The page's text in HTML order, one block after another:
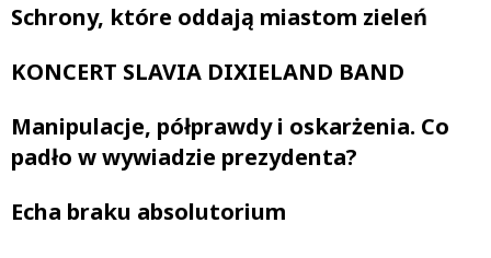
Schrony, które oddają miastom zieleń
KONCERT SLAVIA DIXIELAND BAND
Manipulacje, półprawdy i oskarżenia. Co
padło w wywiadzie prezydenta?
Echa braku absolutorium